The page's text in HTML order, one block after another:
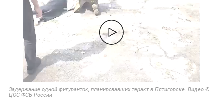
Задержание одной фигуранток, планировавших теракт в Пятигорске. Видео ©
ЦОС ФСБ России